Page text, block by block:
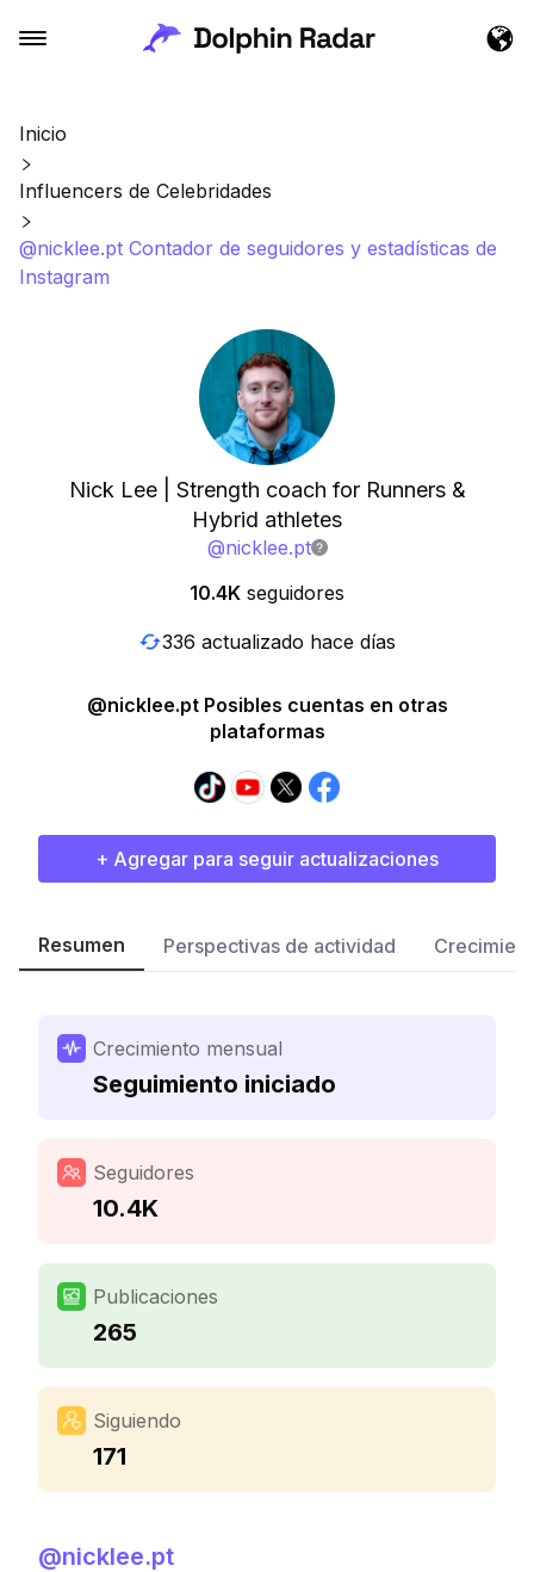
Inicio
Influencers de Celebridades
@nicklee.pt Contador de seguidores y estadísticas de
Instagram
Nick Lee | Strength coach for Runners &
Hybrid athletes
@nicklee.pt
10.4K seguidores
336 actualizado hace días
@nicklee.pt Posibles cuentas en otras
plataformas
+ Agregar para seguir actualizaciones
Resumen Perspectivas de actividad
Crecimiento mensual
Seguimiento iniciado
Seguidores
10.4K
Publicaciones
265
Siguiendo
171
@nicklee.pt